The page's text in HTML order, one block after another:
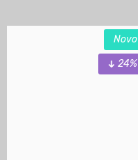
Novo
24%